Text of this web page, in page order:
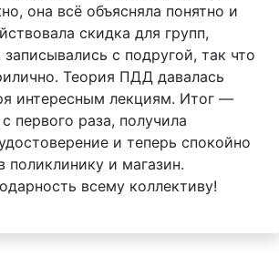
она всё объясняла понятно и
скидка для групп,
с подругой, так что
Теория ПДД давалась
интересным лекциям. Итог —
первого раза, получила
и теперь спокойно
поликлинику и магазин.
всему коллективу!